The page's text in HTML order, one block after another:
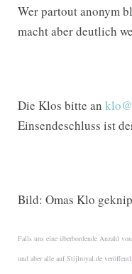
Wer partout anonym
macht aber deutlich
Die Klos bitte an
Einsendeschluss ist
Bild: Omas Klo
Falls uns eine überbordende Anzahl
und aber alle auf Stijlroyal.de